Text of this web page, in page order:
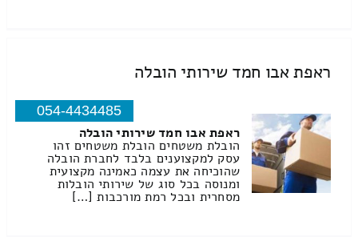
ראפת אבו חמד שירותי הובלה
054-4434485
ראפת אבו חמד שירותי הובלה
הובלת משטחים הובלת משטחים זהו
עסק למקצוענים בלבד לחברת הובלה
שהוכיחה את עצמה כאמינה מקצועית
ומנוסה בכל סוג של שירותי הובלות
מסחרית ובכל רמת מורכבות […]